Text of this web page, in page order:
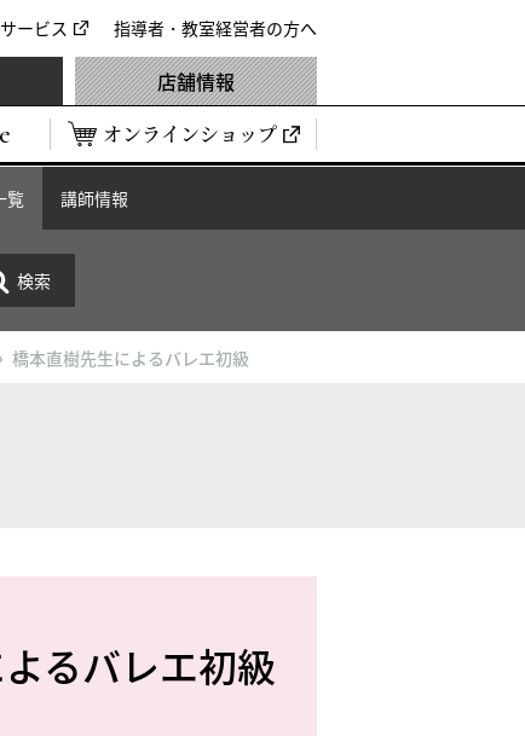
ービス 指導者・教室経営者の方へ
オンラインショップ
店舗情報
覧 講師情報
橋本直樹先生によるバレエ初級
るバレエ初級